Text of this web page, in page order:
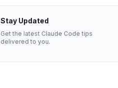
Stay Updated
Get the latest Claude Code tips
delivered to you.